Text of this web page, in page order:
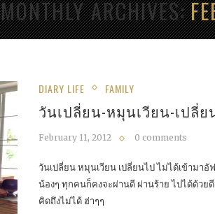
MONTHLY ARCHIVES
DIARY LIFE FAMILY
วันเปลี่ยน-หมุนเวียน-เปลี่ย
February 11, 2012 0 comments
วันเปลี่ยน หมุนเวียน เปลี่ยนไป ไม่ได้เข้ามา
น้องๆ ทุกคนก็คงจะผ่านดี ผ่านร้าย ไปได้ด้ว
คิดถึงไม่ได้ ฮ่าๆๆ